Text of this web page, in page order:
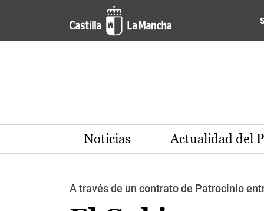
Pasar al contenido principal
Noticias Actualidad del
A través de un contrato de Patrocinio